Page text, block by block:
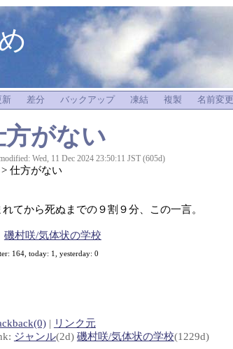
新 差分 バックアップ 凍結 複製 名前変更
方がない
Wed, 11 Dec 2024 23:50:11 JST (605d)
> 仕方がない
れてから死ぬまでの９割９分、この一言。
磯村咲/気体状の学校
164, today: 1, yesterday: 0
| リンク元
ジャンル(2d) 磯村咲/気体状の学校(1229d)